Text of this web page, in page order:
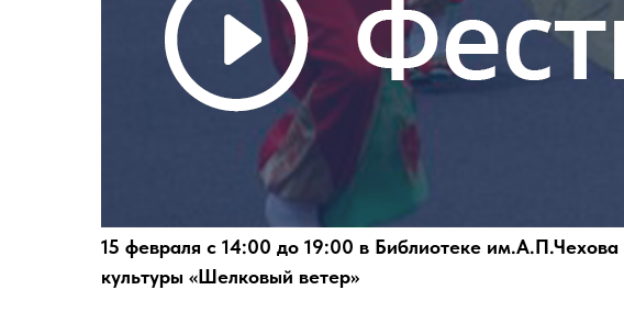
15 февраля с 14:00 до 19:00 в Библиотеке
культуры «Шелковый ветер»